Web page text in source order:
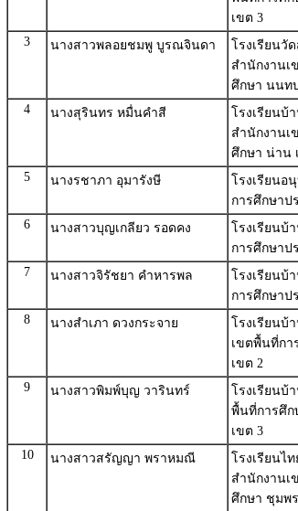
เขต 3
3 นางสาวพลอยชมพู บูรณจินดา
โรงเรียนวั
สำนักงานเ
ศึกษา นนท
4 นางสุรินทร หมื่นคำสี
โรงเรียนบ้
สำนักงานเ
ศึกษา น่าน
5 นางรชาภา อุมารังษี
โรงเรียนอ
การศึกษาป
6 นางสาวบุญเกลียว รอดคง
โรงเรียนบ้
การศึกษาป
7 นางสาวจิรัชยา คำหารพล
โรงเรียนบ้
การศึกษาป
8 นางสำเภา ดวงกระจาย
โรงเรียนบ้
เขตพื้นที่กา
เขต 2
9 นางสาวพิมพ์บุญ วารินทร์
โรงเรียนบ้
พื้นที่การศึก
เขต 3
10 นางสาวสรัญญา พราหมณี
โรงเรียนไ
สำนักงานเ
ศึกษา ชุมพ